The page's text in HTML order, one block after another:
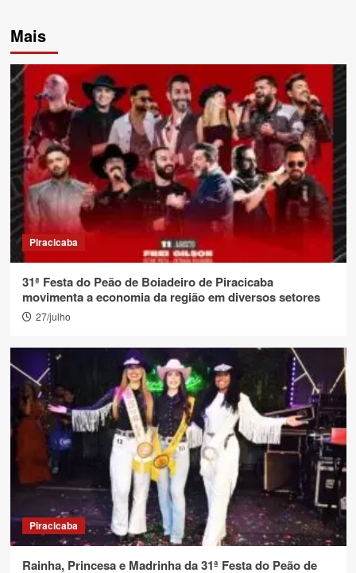
Mais
Piracicaba
31ª Festa do Peão de Boiadeiro de Piracicaba
movimenta a economia da região em diversos setores
27/julho
Piracicaba
Rainha, Princesa e Madrinha da 31ª Festa do Peão de